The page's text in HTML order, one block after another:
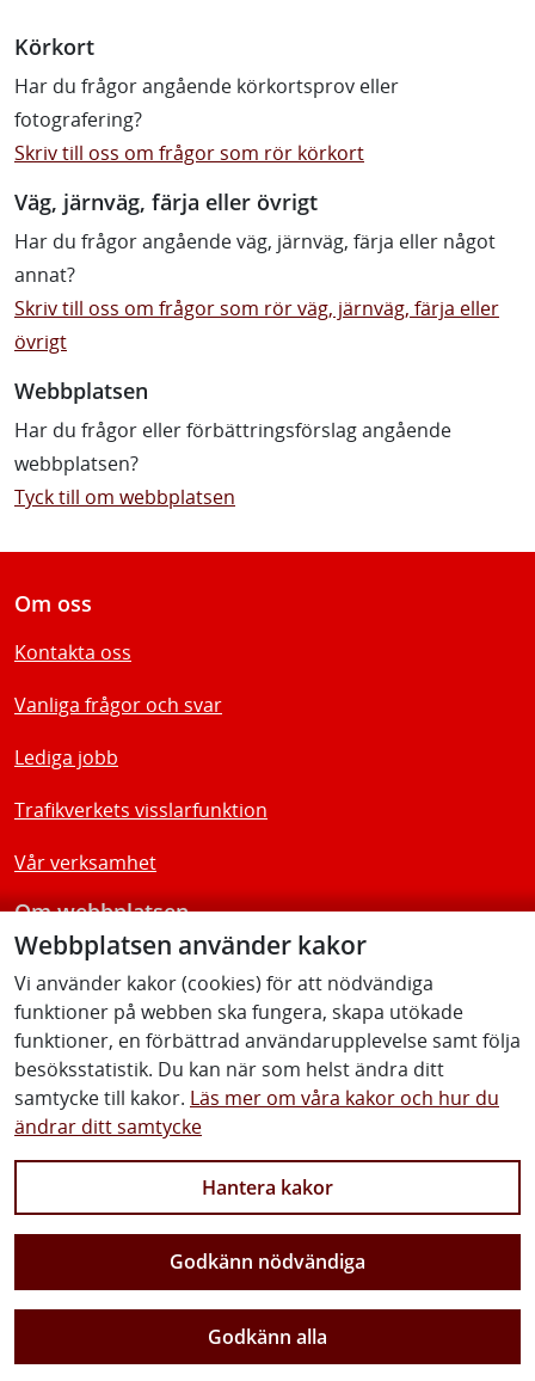
Webbplatsen använder kakor
Vi använder kakor (cookies) för att nödvändiga
funktioner på webben ska fungera, skapa utökade
funktioner, en förbättrad användarupplevelse samt följa
besöksstatistik. Du kan när som helst ändra ditt
samtycke till kakor. Läs mer om våra kakor och hur du
ändrar ditt samtycke
Hantera kakor
Godkänn nödvändiga
Godkänn alla
Körkort
Har du frågor angående körkortsprov eller
fotografering?
Skriv till oss om frågor som rör körkort
Väg, järnväg, färja eller övrigt
Har du frågor angående väg, järnväg, färja eller något
annat?
Skriv till oss om frågor som rör väg, järnväg, färja eller
övrigt
Webbplatsen
Har du frågor eller förbättringsförslag angående
webbplatsen?
Tyck till om webbplatsen
Vi gör Sverige närmare
Om oss
Kontakta oss
Vanliga frågor och svar
Lediga jobb
Trafikverkets visslarfunktion
Vår verksamhet
Om webbplatsen
Tillgänglighetsredogörelse
Följ oss
Facebook Youtube